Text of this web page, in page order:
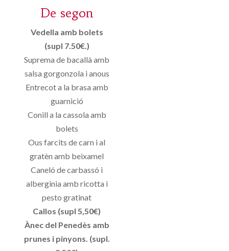
De segon
Vedella amb bolets
(supl 7.50€.)
Suprema de bacallà amb
salsa gorgonzola i anous
Entrecot a la brasa amb
guarnició
Conill a la cassola amb
bolets
Ous farcits de carn i al
gratèn amb beixamel
Caneló de carbassó i
alberginia amb ricotta i
pesto gratinat
Callos (supl 5,50€)
Ànec del Penedès amb
prunes i pinyons. (supl.